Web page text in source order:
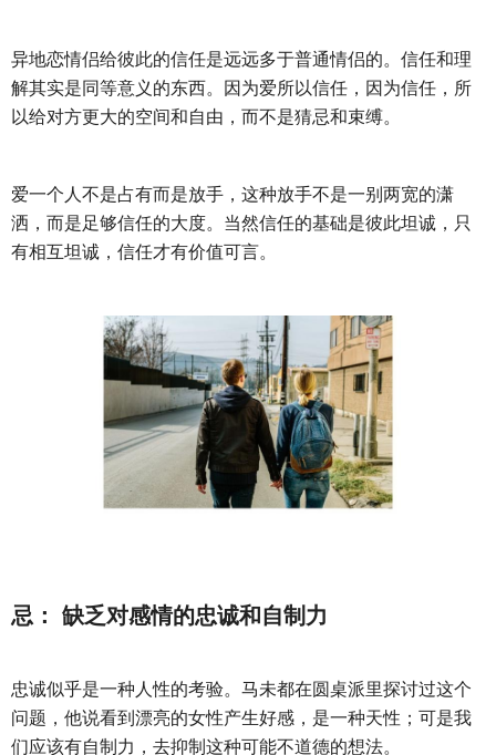
异地恋情侣给彼此的信任是远远多于普通情侣的。信任和理
解其实是同等意义的东西。因为爱所以信任，因为信任，所
以给对方更大的空间和自由，而不是猜忌和束缚。
爱一个人不是占有而是放手，这种放手不是一别两宽的潇
洒，而是足够信任的大度。当然信任的基础是彼此坦诚，只
有相互坦诚，信任才有价值可言。
忌： 缺乏对感情的忠诚和自制力
忠诚似乎是一种人性的考验。马未都在圆桌派里探讨过这个
问题，他说看到漂亮的女性产生好感，是一种天性；可是我
们应该有自制力，去抑制这种可能不道德的想法。